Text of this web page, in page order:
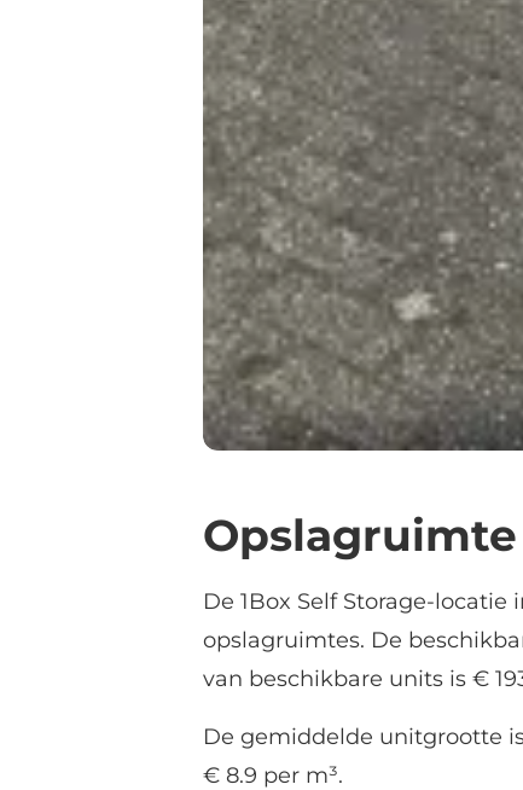
De 1Box Self Storage-
opslagruimtes. De
van beschikbare units is €
De gemiddelde unitgrootte
€ 8.9 per m³.